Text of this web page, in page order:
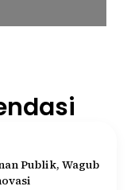
Publik, Wagub